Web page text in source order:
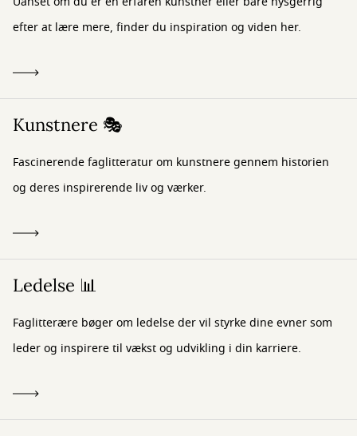
efter at lære mere, finder du inspiration og viden her.
Kunstnere 🎭
Fascinerende faglitteratur om kunstnere gennem historien
og deres inspirerende liv og værker.
Ledelse 📊
Faglitterære bøger om ledelse der vil styrke dine evner som
leder og inspirere til vækst og udvikling i din karriere.